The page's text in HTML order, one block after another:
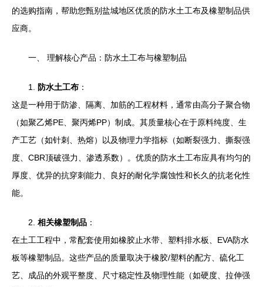
的选购指南，帮助您甄别盐城地区优质的防水土工布及橡塑制品供
应商。
一、 理解核心产品：防水土工布与橡塑制品
1. 防水土工布 ：
这是一种用于防渗、隔离、加筋的工程材料，通常由高分子聚合物
（如聚乙烯PE、聚丙烯PP）制成。其质量核心在于原料纯度、生
产工艺（如针刺、热熔）以及物理力学指标（如断裂强力、撕裂强
度、CBR顶破强力、渗透系数）。优质的防水土工布应具有均匀的
厚度、优异的抗穿刺能力、良好的耐化学腐蚀性和长久的抗老化性
能。
2. 相关橡塑制品 ：
在土工工程中，常配套使用如橡胶止水带、塑料排水板、EVA防水
板等橡塑制品。这些产品的质量取决于橡胶/塑料的配方、硫化工
艺、成品的外观平整度、尺寸稳定性及物理性能（如硬度、拉伸强